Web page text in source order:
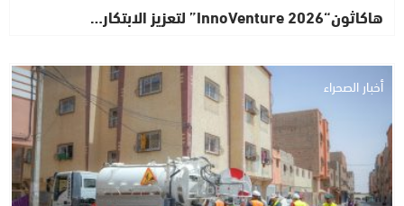
هاكاثون“InnoVenture 2026” لتعزيز الابتكار…
أخبار الصحراء